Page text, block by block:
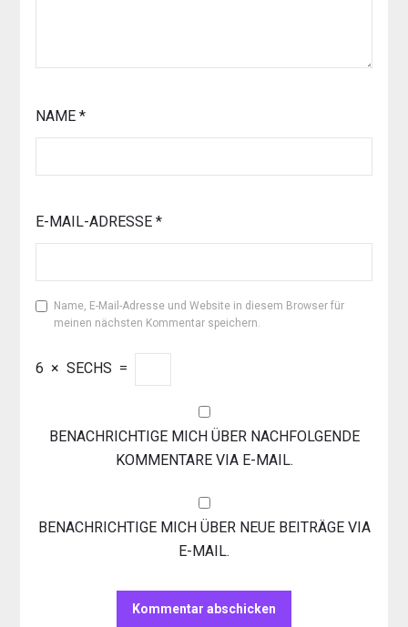
NAME *
E-MAIL-ADRESSE *
Name, E-Mail-Adresse und Website in diesem Browser für
meinen nächsten Kommentar speichern.
6 × SECHS =
BENACHRICHTIGE MICH ÜBER NACHFOLGENDE
KOMMENTARE VIA E-MAIL.
BENACHRICHTIGE MICH ÜBER NEUE BEITRÄGE VIA
E-MAIL.